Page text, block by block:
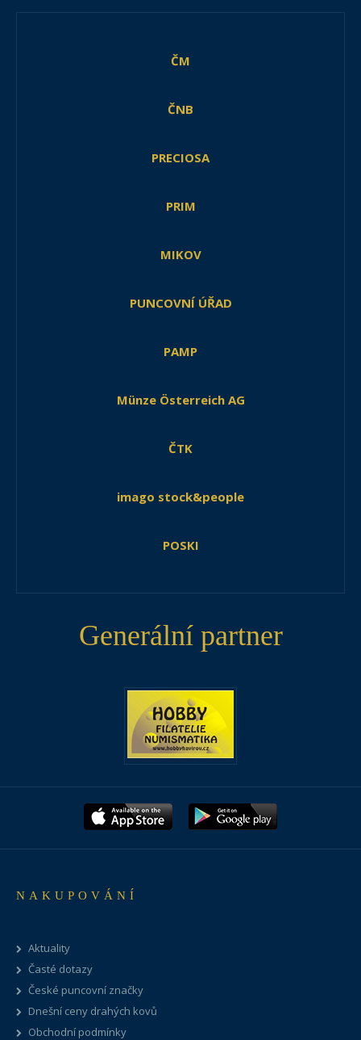
ČM
ČNB
PRECIOSA
PRIM
MIKOV
PUNCOVNÍ ÚŘAD
PAMP
Münze Österreich AG
ČTK
imago stock&people
POSKI
Generální partner
NAKUPOVÁNÍ
Aktuality
Časté dotazy
České puncovní značky
Dnešní ceny drahých kovů
Obchodní podmínky